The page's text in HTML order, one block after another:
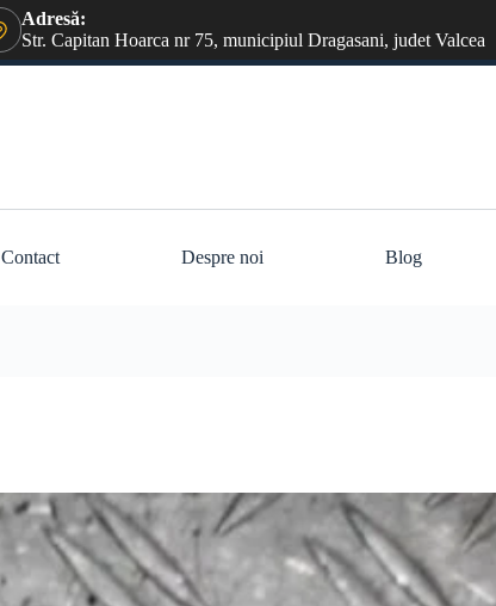
Adresă:
Str. Capitan Hoarca nr 75, municipiul Dragasani, judet Valcea
Contact Despre noi Blog